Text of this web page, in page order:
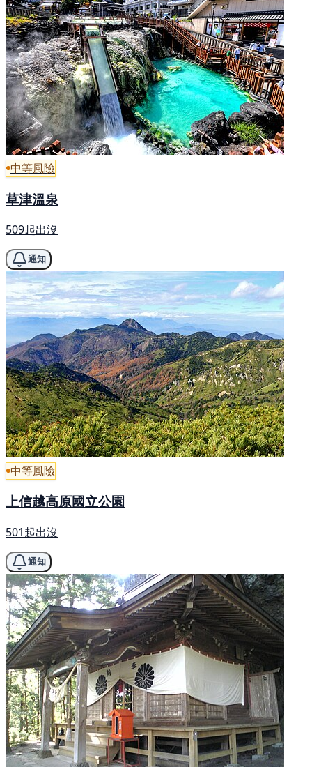
中等風險
草津溫泉
509起出沒
通知
中等風險
上信越高原國立公園
501起出沒
通知